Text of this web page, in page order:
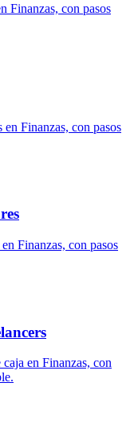
Finanzas, con pasos
Finanzas, con pasos
Finanzas, con pasos
en Finanzas, con